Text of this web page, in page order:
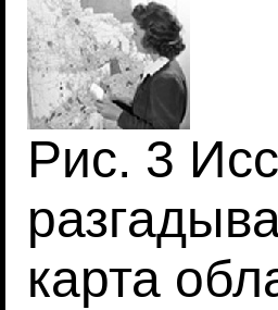
Рис. 3
карта